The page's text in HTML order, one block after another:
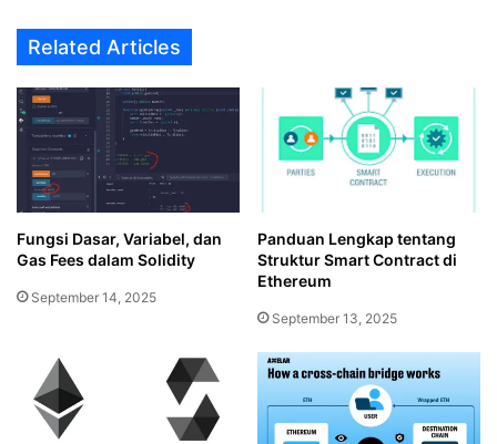
Related Articles
Fungsi Dasar, Variabel, dan
Gas Fees dalam Solidity
September 14, 2025
Panduan Lengkap tentang
Struktur Smart Contract di
Ethereum
September 13, 2025